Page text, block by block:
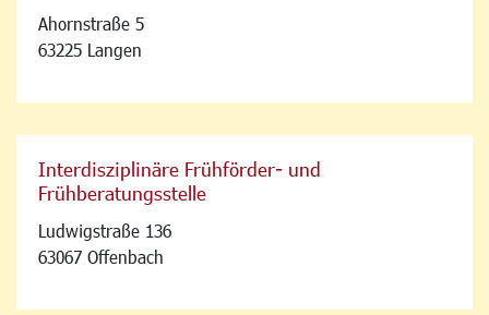
Ahornstraße 5
63225 Langen
Interdisziplinäre Frühförder- und
Frühberatungsstelle
Ludwigstraße 136
63067 Offenbach